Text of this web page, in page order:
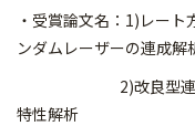
・受賞論文名：1)レー
ンダムレーザーの連成解
2)改良型連成モデ
特性解析